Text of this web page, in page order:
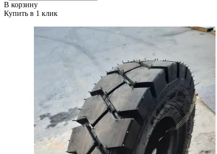
В корзину
Купить в 1 клик